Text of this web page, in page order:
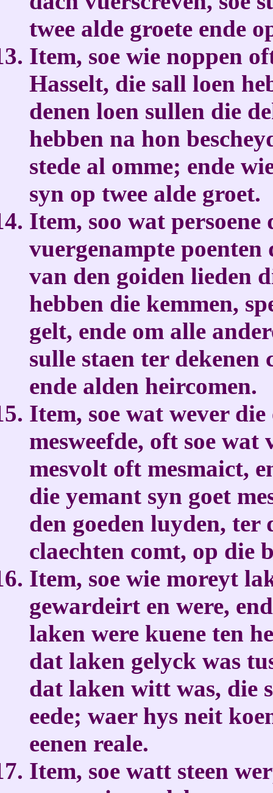
twee alde groete ende
Item, soe wie noppen
Hasselt, die sall loen
denen loen sullen die
hebben na hon
stede al omme; ende
syn op twee alde groet.
Item, soo wat
vuergenampte poenten
van den goiden lieden
hebben die kemmen,
gelt, ende om alle
sulle staen ter dekenen
ende alden heircomen.
Item, soe wat wever die
mesweefde, oft soe
mesvolt oft mesmaict,
die yemant syn goet
den goeden luyden, ter
claechten comt, op die
Item, soe wie moreyt
gewardeirt en were,
laken were kuene ten
dat laken gelyck was
dat laken witt was, die
eede; waer hys neit
eenen reale.
Item, soe watt steen